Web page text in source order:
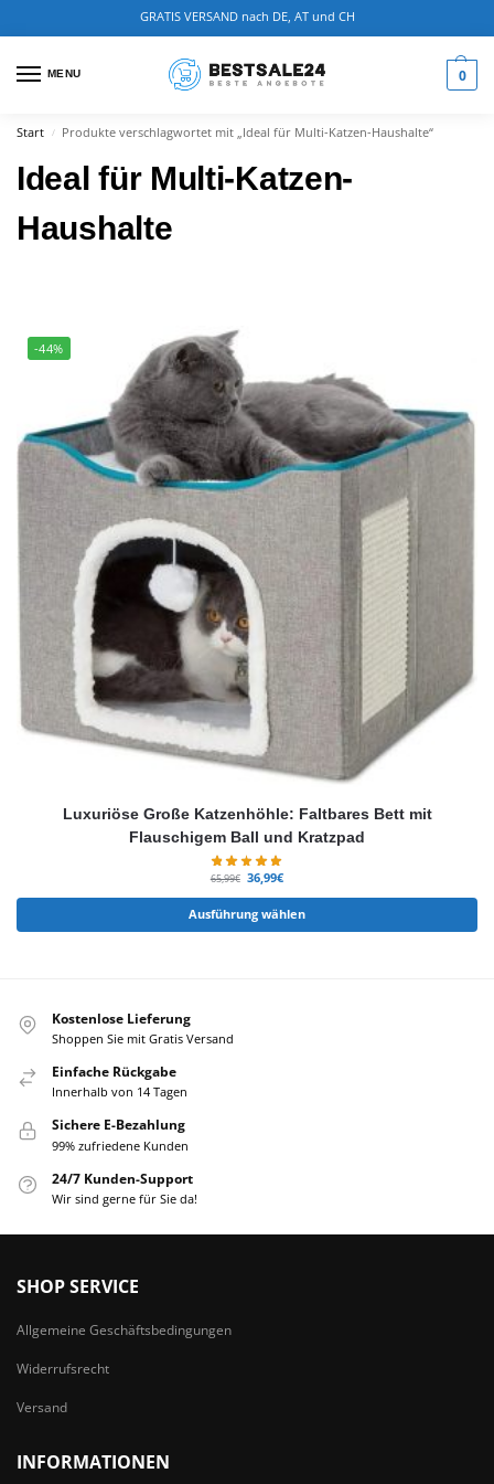
GRATIS VERSAND nach DE, AT und CH
MENU 0
Start / Produkte verschlagwortet mit „Ideal für Multi-Katzen-Haushalte“
Ideal für Multi-Katzen-
Haushalte
-44%
Luxuriöse Große Katzenhöhle: Faltbares Bett mit
Flauschigem Ball und Kratzpad
65,99€ 36,99€
Ausführung wählen
Kostenlose Lieferung
Shoppen Sie mit Gratis Versand
Einfache Rückgabe
Innerhalb von 14 Tagen
Sichere E-Bezahlung
99% zufriedene Kunden
24/7 Kunden-Support
Wir sind gerne für Sie da!
SHOP SERVICE
Allgemeine Geschäftsbedingungen
Widerrufsrecht
Versand
INFORMATIONEN